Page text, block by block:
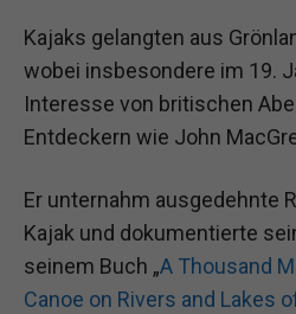
Kajaks gelangten aus
wobei insbesondere im 19.
Interesse von britischen
Entdeckern wie John
Er unternahm ausgedehnte
Kajak und dokumentierte
seinem Buch „A Thousand
Canoe on Rivers and Lakes